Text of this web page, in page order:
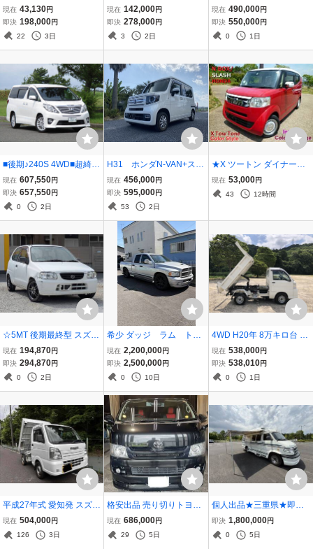
一発で売り切ります！H2
3ミラココア(MIRA Coco
a)Xスペシャル/貴重な赤
色/エアコン走行は快調/格
現在 43,130円
即決 198,000円
22
3日
年 プリウス S ZVW30 走1
1.6万km ワンオーナー ET
C TV バックカメラ
現在 142,000円
即決 278,000円
3
2日
OLVO ボルボ C70カブリ
オレ T5 GT 73542km 革シ
ート ETC HDDナビ パワ
ーシート シートヒータ
現在 490,000円
即決 550,000円
0
1日
■後期♪240S 4WD■超綺麗
なワンオーナーのアルフ
ァード■車検R8年12月/左
右パワスラ/9インチナビ/
天井モニター/バックカメ
現在 607,550円
即決 657,550円
0
2日
H31 ホンダN-VAN+スタ
イル4WD ファンター
ボ ホンダセンシング
現在 456,000円
即決 595,000円
53
2日
★X ツートン ダイナース
タイル あんしんパッケー
ジ 内外装クリーニング済
綺麗 サウンドマッピング
現在 53,000円
43
12時間
☆5MT 後期最終型 スズキ
アルト 希少 HA23V Vs 2
WD 3ドア K6A 54ps サー
キット仕様 純正部品あり
フジツボマフラー アルミ
現在 194,870円
即決 294,870円
0
2日
希少 ダッジ ラム トラ
ック ピックアップ デ
イトナ SRT10ホイール
※チャレンジャーとでし
たら車両交換検討させて
頂きます
現在 2,200,000円
即決 2,500,000円
0
10日
4WD H20年 8万キロ台 PT
Oダンプ 車検 R 8年 9月ま
で S211P 切り換え4WD
ハイゼットトラック 多目
的ダンプ Hi＆Lo 5速MT
現在 538,000円
即決 538,010円
0
1日
平成27年式 愛知発 スズキ
キャリイ ダンプ 5MT 4W
D 低走行 6800万km 車検
令和9年4月まで 状態良
現在 504,000円
126
3日
格安出品 売り切りトヨタ
ハイエースバン スーパー
GL 人気の黒◎ 237,800キ
ロ 3000ccディーゼルター
現在 686,000円
29
5日
個人出品★三重県★即乗
り可能★ダッジラム★プ
レジャーウェイキャンピ
ング★車検10年2月★532
即決 1,800,000円
0
5日